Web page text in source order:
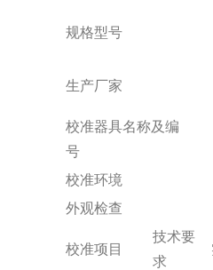
规格型号
生产厂家
校准器具名称及编
号
校准环境
外观检查
校准项目
技术要
求